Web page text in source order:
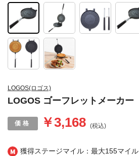
獲得ステージマイル：最大155マイル
LOGOS(ロゴス)
LOGOS ゴーフレットメーカー
￥3,168 (税込)